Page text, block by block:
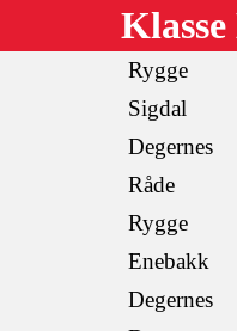
Rygge
Sigdal
Degernes
Råde
Rygge
Enebakk
Degernes